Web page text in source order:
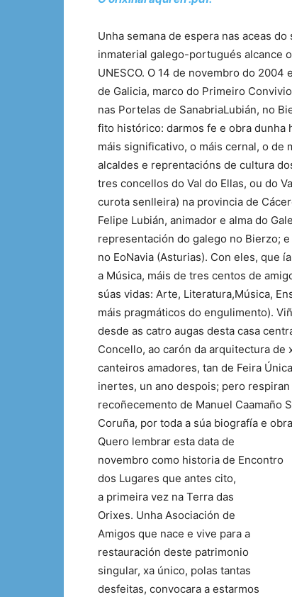
Unha semana de espera nas aceas
inmaterial galego-portugués alcance
UNESCO. O 14 de novembro do
de Galicia, marco do Primeiro
nas Portelas de SanabriaLubián, no
fito histórico: darmos fe e obra dunha
máis significativo, o máis cernal, o de
alcaldes e reprentacións de cultura
tres concellos do Val do Ellas, ou do
curota senlleira) na provincia de
Felipe Lubián, animador e alma do
representación do galego no Bierzo;
no EoNavia (Asturias). Con eles, que
a Música, máis de tres centos de
súas vidas: Arte, Literatura,Música,
máis pragmáticos do engulimento).
desde as catro augas desta casa
Concello, ao carón da arquitectura de
canteiros amadores, tan de Feira
inertes, un ano despois; pero
recoñecemento de Manuel Caamaño
Coruña, por toda a súa biografía e
Quero lembrar esta data de
novembro como historia de Encontro
dos Lugares que antes cito,
a primeira vez na Terra das
Orixes. Unha Asociación de
Amigos que nace e vive para a
restauración deste patrimonio
singular, xa único, polas tantas
desfeitas, convocara a estarmos